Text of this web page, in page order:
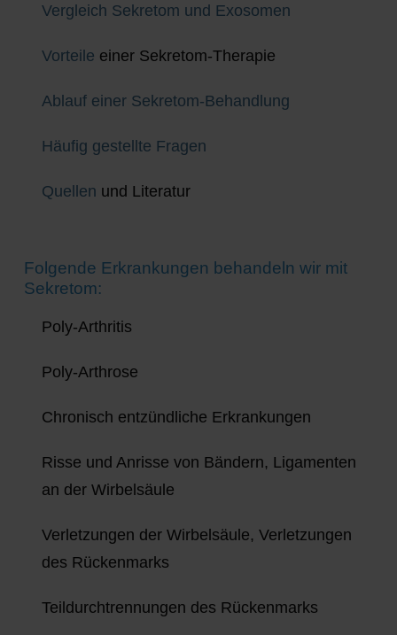
Vergleich Sekretom und Exosomen
Vorteile einer Sekretom-Therapie
Ablauf einer Sekretom-Behandlung
Häufig gestellte Fragen
Quellen und Literatur
Folgende Erkrankungen behandeln wir mit
Sekretom:
Poly-Arthritis
Poly-Arthrose
Chronisch entzündliche Erkrankungen
Risse und Anrisse von Bändern, Ligamenten
an der Wirbelsäule
Verletzungen der Wirbelsäule, Verletzungen
des Rückenmarks
Teildurchtrennungen des Rückenmarks